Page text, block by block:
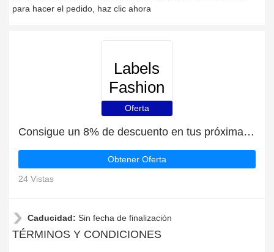
para hacer el pedido, haz clic ahora
Labels
Fashion
Oferta
Consigue un 8% de descuento en tus próximas compras en Labels Fashion
Obtener Oferta
24 Vistas
Caducidad: Sin fecha de finalización
TÉRMINOS Y CONDICIONES